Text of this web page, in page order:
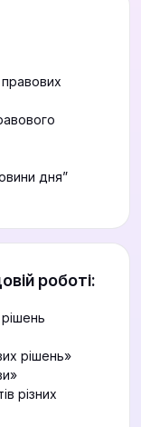
правових
дня”
роботі:
рішень»
різних